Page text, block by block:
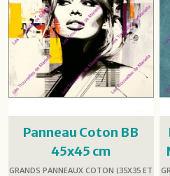
Panneau Coton BB
45x45 cm
GRANDS PANNEAUX COTON (35X35 ET